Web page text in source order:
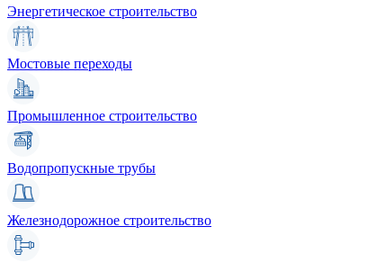
Энергетическое строительство
Мостовые переходы
Промышленное строительство
Водопропускные трубы
Железнодорожное строительство